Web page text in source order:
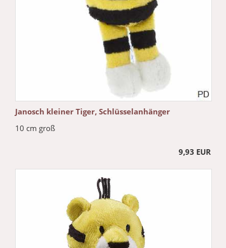
Janosch kleiner Tiger, Schlüsselanhänger
10 cm groß
9,93 EUR